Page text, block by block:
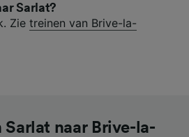
Sarlat?
Zie treinen van Brive-la-
naar Brive-la-